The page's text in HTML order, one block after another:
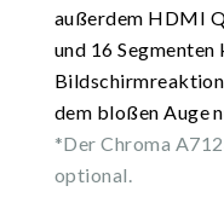
außerdem HDMI
und 16
dem bloßen Auge
*Der Chroma
optional.